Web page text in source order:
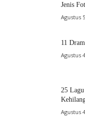
Jenis
Agustus
11
Agustus
25
Agustus